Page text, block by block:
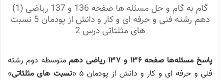
گام به گام و حل مسئله ها صفحه 136 و 137 ریاضی (1)
دهم رشته فنی و حرفه ای و کار و دانش از پودمان 5 نسبت
های مثلثاتی درس 2
پاسخ مسئله‌ها صفحه ۱۳۶ و ۱۳۷ ریاضی دهم متوسطه دوم رشته
فنی و حرفه ای و کار و دانش از پودمان ۵ «
نسبت های مثلثاتی»